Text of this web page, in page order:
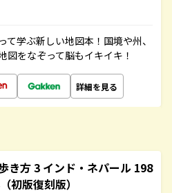
学ぶ新しい地図本！国境や州、
図をなぞって脳もイキイキ！
詳細を見る
き方 3 インド・ネパール 198
初版復刻版）